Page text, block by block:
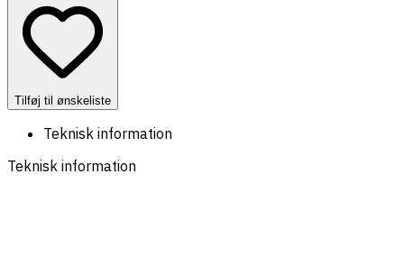
Tilføj til ønskeliste
Teknisk information
Teknisk information